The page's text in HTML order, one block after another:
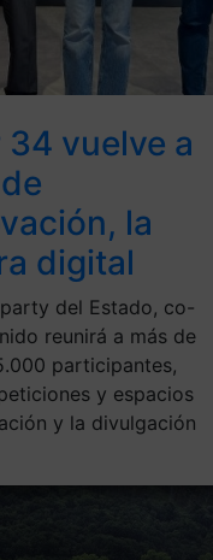
vuelve a
la
digital
del Estado, co-
reunirá a más de
participantes,
y espacios
y la divulgación